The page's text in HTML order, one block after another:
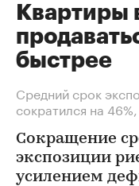
Квартиры
быстрее
Средний срок
сократился на
Сокращение
экспозиции
усилением